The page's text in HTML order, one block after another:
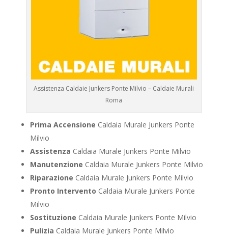
Assistenza Caldaie Junkers Ponte Milvio – Caldaie Murali
Roma
Prima Accensione Caldaia Murale Junkers Ponte
Milvio
Assistenza Caldaia Murale Junkers Ponte Milvio
Manutenzione Caldaia Murale Junkers Ponte Milvio
Riparazione Caldaia Murale Junkers Ponte Milvio
Pronto Intervento Caldaia Murale Junkers Ponte
Milvio
Sostituzione Caldaia Murale Junkers Ponte Milvio
Pulizia Caldaia Murale Junkers Ponte Milvio